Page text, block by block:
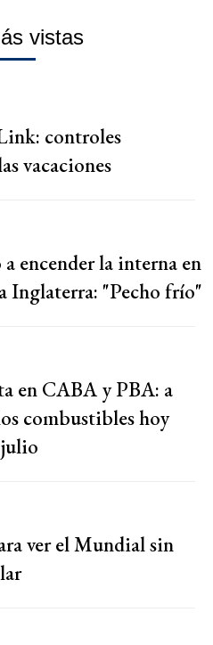
vistas
controles
vacaciones
encender la interna en
Inglaterra: "Pecho frío"
en CABA y PBA: a
combustibles hoy
ver el Mundial sin